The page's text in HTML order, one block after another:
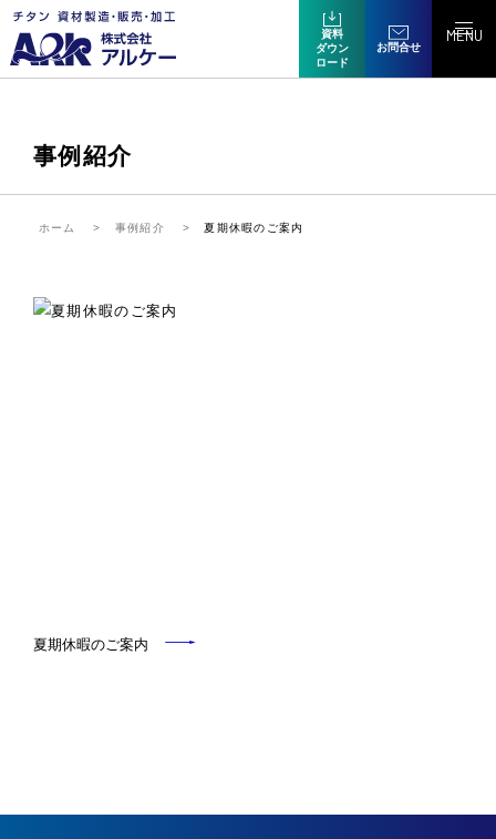
資料
ダウン
ロード
お問合せ
MENU
事例紹介
ホーム 事例紹介 夏期休暇のご案内
夏期休暇のご案内